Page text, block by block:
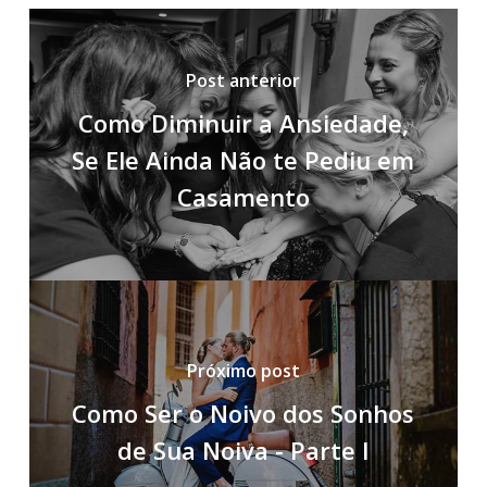
Post anterior
Como Diminuir a Ansiedade,
Se Ele Ainda Não te Pediu em
Casamento
Próximo post
Como Ser o Noivo dos Sonhos
de Sua Noiva - Parte I